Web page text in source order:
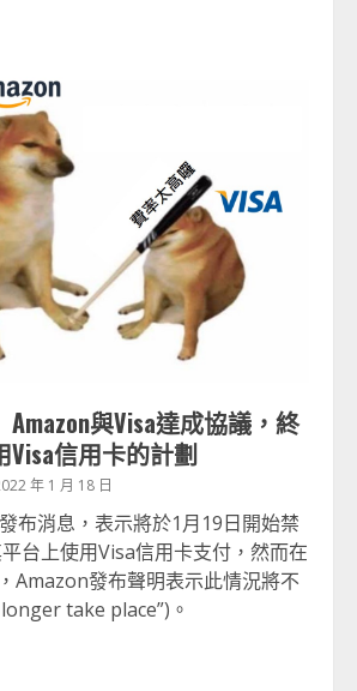
Amazon與Visa達成協議，終
Visa信用卡的計劃
年 1 月 18 日
布消息，表示將於1月19日開始禁
台上使用Visa信用卡支付，然而在
Amazon發布聲明表示此情況將不
take place”)。